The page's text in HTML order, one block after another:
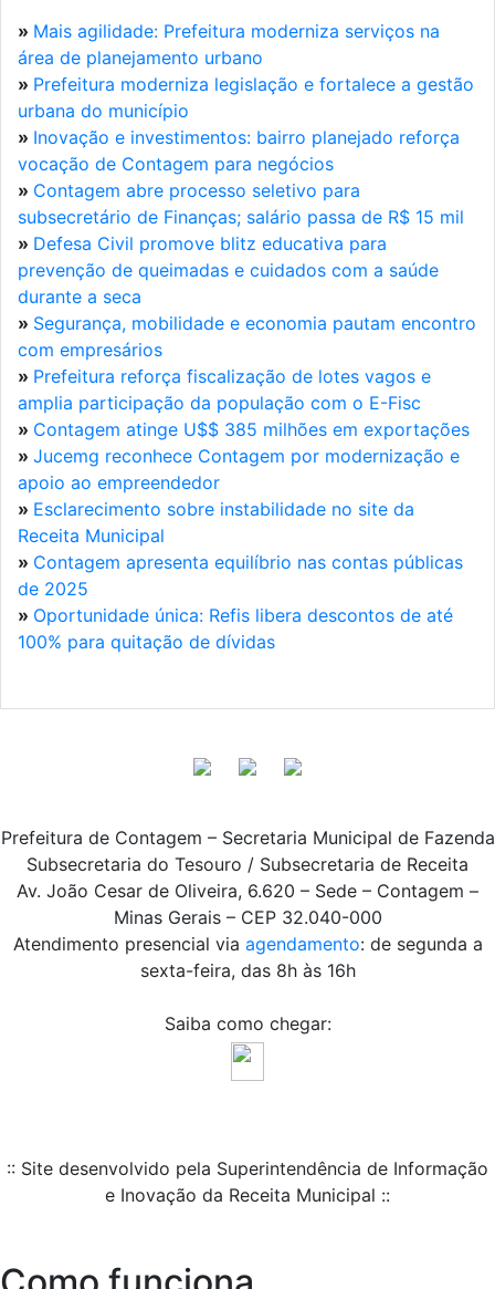
» Mais agilidade: Prefeitura moderniza serviços na
área de planejamento urbano
» Prefeitura moderniza legislação e fortalece a gestão
urbana do município
» Inovação e investimentos: bairro planejado reforça
vocação de Contagem para negócios
» Contagem abre processo seletivo para
subsecretário de Finanças; salário passa de R$ 15 mil
» Defesa Civil promove blitz educativa para
prevenção de queimadas e cuidados com a saúde
durante a seca
» Segurança, mobilidade e economia pautam encontro
com empresários
» Prefeitura reforça fiscalização de lotes vagos e
amplia participação da população com o E-Fisc
» Contagem atinge U$$ 385 milhões em exportações
» Jucemg reconhece Contagem por modernização e
apoio ao empreendedor
» Esclarecimento sobre instabilidade no site da
Receita Municipal
» Contagem apresenta equilíbrio nas contas públicas
de 2025
» Oportunidade única: Refis libera descontos de até
100% para quitação de dívidas
Prefeitura de Contagem – Secretaria Municipal de Fazenda
Subsecretaria do Tesouro / Subsecretaria de Receita
Av. João Cesar de Oliveira, 6.620 – Sede – Contagem –
Minas Gerais – CEP 32.040-000
Atendimento presencial via agendamento: de segunda a
sexta-feira, das 8h às 16h
Saiba como chegar:
:: Site desenvolvido pela Superintendência de Informação
e Inovação da Receita Municipal ::